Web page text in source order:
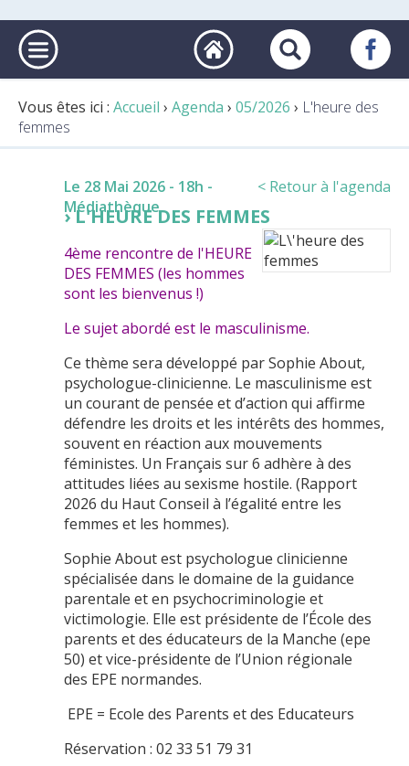
Vous êtes ici : Accueil › Agenda › 05/2026 › L'heure des
femmes
< Retour à l'agenda
Le 28 Mai 2026 - 18h -
Médiathèque
L'HEURE DES FEMMES
4ème rencontre de l'HEURE
DES FEMMES (les hommes
sont les bienvenus !)
Le sujet abordé est le masculinisme.
Ce thème sera développé par Sophie About,
psychologue-clinicienne. Le masculinisme est
un courant de pensée et d’action qui affirme
défendre les droits et les intérêts des hommes,
souvent en réaction aux mouvements
féministes. Un Français sur 6 adhère à des
attitudes liées au sexisme hostile. (Rapport
2026 du Haut Conseil à l’égalité entre les
femmes et les hommes).
Sophie About est psychologue clinicienne
spécialisée dans le domaine de la guidance
parentale et en psychocriminologie et
victimologie. Elle est présidente de l’École des
parents et des éducateurs de la Manche (epe
50) et vice-présidente de l’Union régionale
des EPE normandes.
EPE = Ecole des Parents et des Educateurs
Réservation : 02 33 51 79 31